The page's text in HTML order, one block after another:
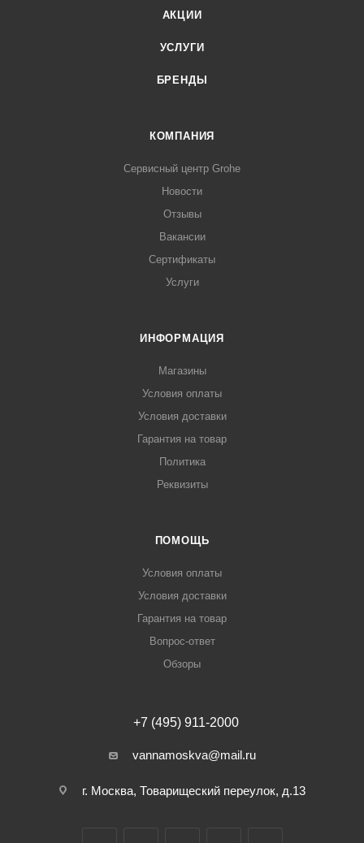
АКЦИИ
УСЛУГИ
БРЕНДЫ
КОМПАНИЯ
Сервисный центр Grohe
Новости
Отзывы
Вакансии
Сертификаты
Услуги
ИНФОРМАЦИЯ
Магазины
Условия оплаты
Условия доставки
Гарантия на товар
Политика
Реквизиты
ПОМОЩЬ
Условия оплаты
Условия доставки
Гарантия на товар
Вопрос-ответ
Обзоры
+7 (495) 911-2000
vannamoskva@mail.ru
г. Москва, Товарищеский переулок, д.13